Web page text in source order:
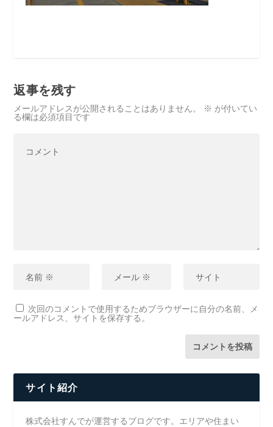
返事を残す
メールアドレスが公開されることはありません。 ※ が付いてい
る欄は必須項目です
次回のコメントで使用するためブラウザーに自分の名前、メ
ールアドレス、サイトを保存する。
サイト紹介
株式会社すんでが運営するブログです。エリアや住まい